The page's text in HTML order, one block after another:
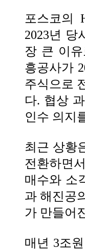
포스코의
2023년 당
장 큰 이
흥공사가
주식으로
다. 협상
인수 의지
최근 상황
전환하면
매수와 소
과 해진공
가 만들어
매년 3조